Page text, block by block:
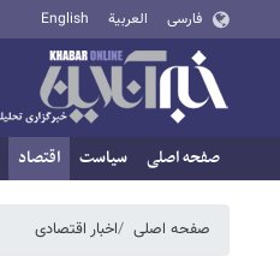
فارسی العربية English
صفحه اصلی سیاست اقتصاد
صفحه اصلی اخبار اقتصادی